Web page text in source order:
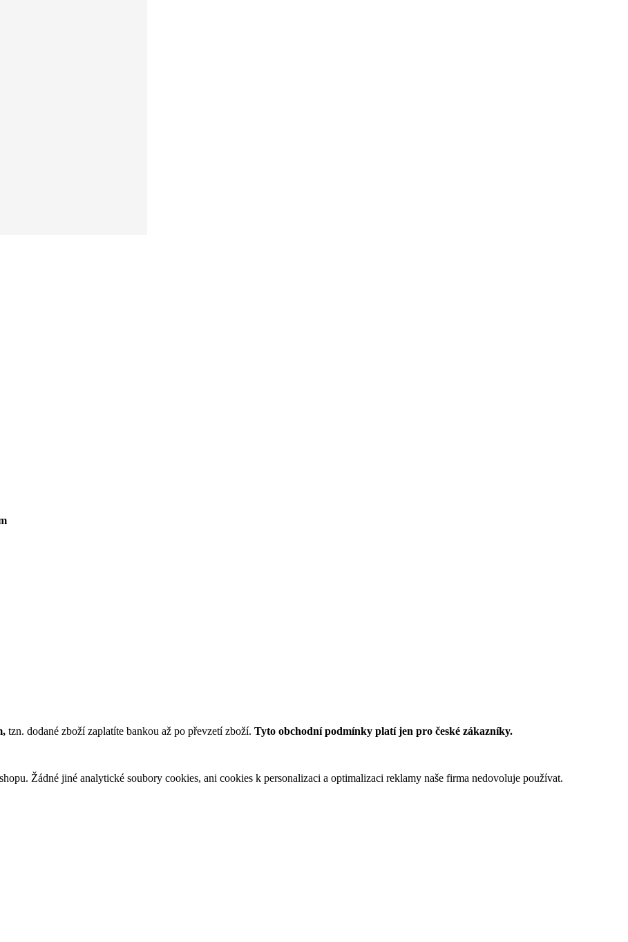
tzn. dodané zboží zaplatíte bankou až po převzetí zboží. Tyto obchodní podmínky platí jen pro české zákazníky.
Žádné jiné analytické soubory cookies, ani cookies k personalizaci a optimalizaci reklamy naše firma nedovoluje používat.